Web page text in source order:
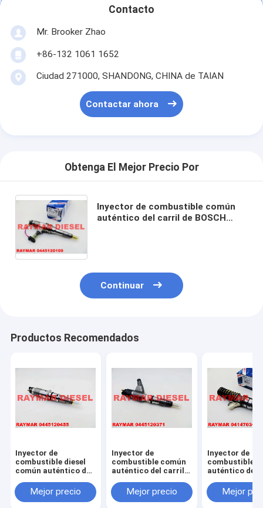
Contacto
Mr. Brooker Zhao
+86-132 1061 1652
Ciudad 271000, SHANDONG, CHINA de TAIAN
Contactar ahora
Obtenga El Mejor Precio Por
Inyector de combustible común
auténtico del carril de BOSCH
Continuar
Productos Recomendados
Inyector de
combustible diesel
común auténtico del
0445120455 para
Cummins QSB6.7
Mejor precio
Inyector de
combustible común
auténtico del carril
0445120371,
0445120382 para
Mejor precio
Inyector de
combustible
auténtico de
0414703008
unidad para
Mejor